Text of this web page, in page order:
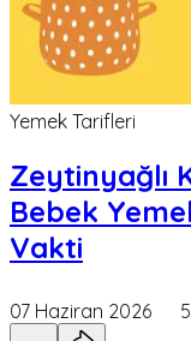
Yemek Tarifleri
Zeytinyağlı
Bebek
Vakti
07 Haziran 2026 5